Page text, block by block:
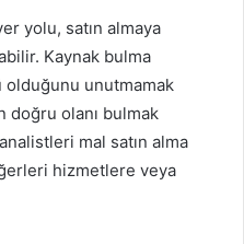
yolu, satın almaya
Kaynak bulma
unutmamak
doğru olanı bulmak
mal satın alma
hizmetlere veya